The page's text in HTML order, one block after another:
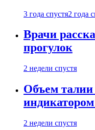
3 года спустя2 года
Врачи
прогулок
2 недели спустя
Объем
индикатором
2 недели спустя